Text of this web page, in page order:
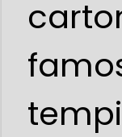
tempi